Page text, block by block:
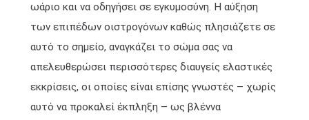
ωάριο και να οδηγήσει σε εγκυμοσύνη. Η αύξηση
των επιπέδων οιστρογόνων καθώς πλησιάζετε σε
αυτό το σημείο, αναγκάζει το σώμα σας να
απελευθερώσει περισσότερες διαυγείς ελαστικές
εκκρίσεις, οι οποίες είναι επίσης γνωστές – χωρίς
αυτό να προκαλεί έκπληξη – ως βλέννα